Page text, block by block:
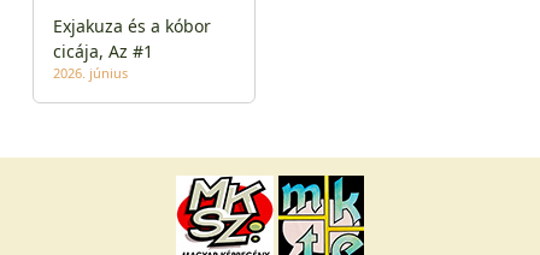
Exjakuza és a kóbor
cicája, Az #1
2026. június